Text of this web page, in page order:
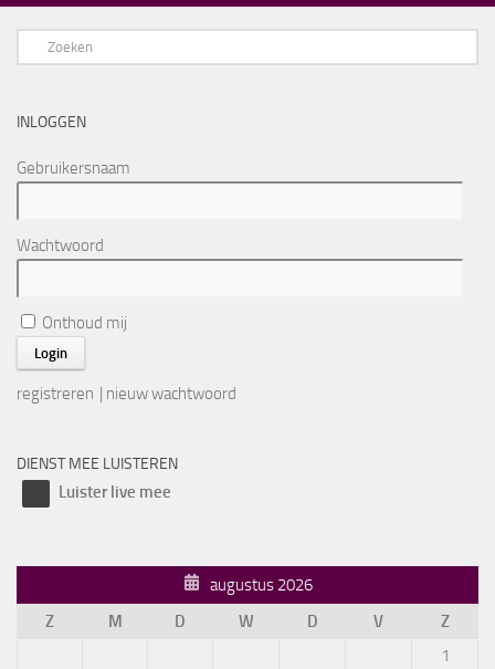
INLOGGEN
Gebruikersnaam
Wachtwoord
Onthoud mij
registreren | nieuw wachtwoord
DIENST MEE LUISTEREN
Luister live mee
augustus 2026
Z
M D W D V
Z
1